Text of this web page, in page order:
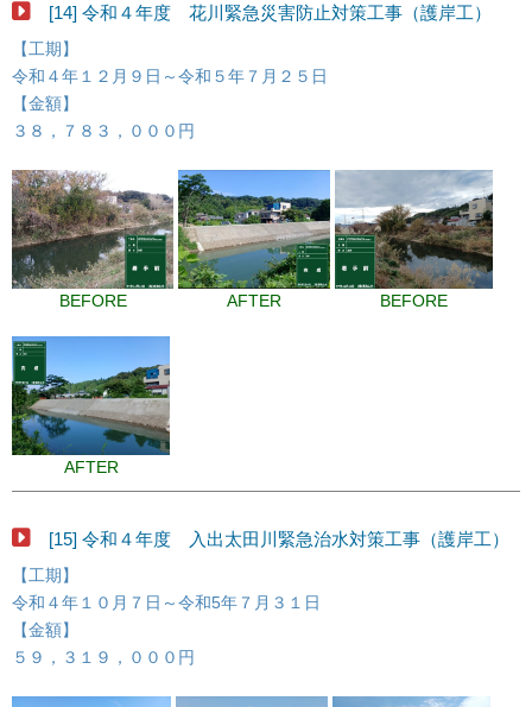
[14] 令和４年度 花川緊急災害防止対策工事（護岸工）
【工期】
令和４年１２月９日～令和５年７月２５日
【金額】
３８，７８３，０００円
BEFORE AFTER BEFORE
AFTER
[15] 令和４年度 入出太田川緊急治水対策工事（護岸工）
【工期】
令和４年１０月７日～令和5年７月３１日
【金額】
５９，３１９，０００円